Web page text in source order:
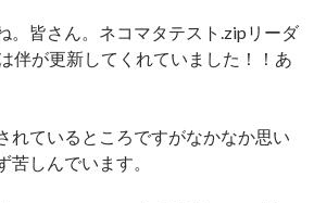
。皆さん。ネコマタテスト.zipリーダ
伴が更新してくれていました！！あ
れているところですがなかなか思い
苦しんでいます。